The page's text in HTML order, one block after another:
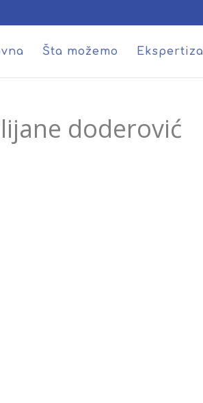
Šta možemo Ekspertiza
doderović